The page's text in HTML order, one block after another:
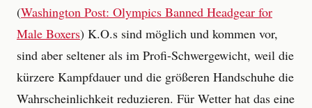
(Washington Post: Olympics Banned Headgear for
Male Boxers) K.O.s sind möglich und kommen vor,
sind aber seltener als im Profi-Schwergewicht, weil die
kürzere Kampfdauer und die größeren Handschuhe die
Wahrscheinlichkeit reduzieren. Für Wetter hat das eine